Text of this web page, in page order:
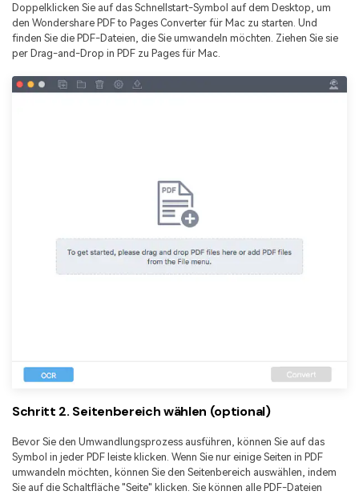
Doppelklicken Sie auf das Schnellstart-Symbol auf dem Desktop, um
den Wondershare PDF to Pages Converter für Mac zu starten. Und
finden Sie die PDF-Dateien, die Sie umwandeln möchten. Ziehen Sie sie
per Drag-and-Drop in PDF zu Pages für Mac.
Schritt 2. Seitenbereich wählen (optional)
Bevor Sie den Umwandlungsprozess ausführen, können Sie auf das
Symbol in jeder PDF leiste klicken. Wenn Sie nur einige Seiten in PDF
umwandeln möchten, können Sie den Seitenbereich auswählen, indem
Sie auf die Schaltfläche "Seite" klicken. Sie können alle PDF-Dateien